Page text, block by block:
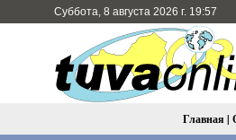
Суббота, 8 августа 2026 г. 19:57
Главная |